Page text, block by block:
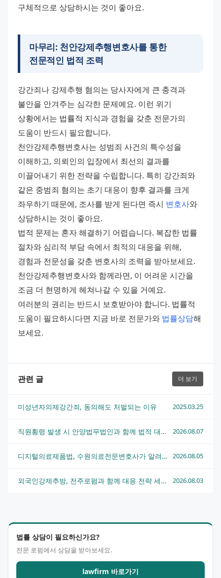
법률 상담이 필요하신가요?
전문 로펌에서 상담을 받아보세요.
lawfirm 바로가기
구체적으로 상담하시는 것이 좋아요.
마무리: 천안강제추행변호사를 통한
전문적인 법적 조력
강간죄나 강제추행 혐의는 당사자에게 큰 충격과
불안을 안겨주는 심각한 문제예요. 이런 위기
상황에서는 법률적 지식과 경험을 갖춘 전문가의
도움이 반드시 필요합니다.
천안강제추행변호사는 성범죄 사건의 특수성을
이해하고, 의뢰인의 입장에서 최선의 결과를
이끌어내기 위한 전략을 수립합니다. 특히 강간죄와
같은 중범죄 혐의는 초기 대응이 향후 결과를 크게
좌우하기 때문에, 조사를 받게 된다면 즉시 변호사와
상담하시는 것이 좋아요.
법적 문제는 혼자 해결하기 어렵습니다. 복잡한 법률
절차와 심리적 부담 속에서 최적의 대응을 위해,
경험과 전문성을 갖춘 변호사의 조력을 받아보세요.
천안강제추행변호사와 함께라면, 이 어려운 시간을
조금 더 현명하게 헤쳐나갈 수 있을 거예요.
여러분의 권리는 반드시 보호받아야 합니다. 법률적
도움이 필요하시다면 지금 바로 전문가와 법률상담해
보세요.
관련 글 더 보기
미성년자의제강간죄, 동의해도 처벌되는 이유 2025.03.25
직원횡령 발생 시 안양법무법인과 함께 법적 대응하는 방법 2026.08.07
디지털의료제품법, 수원의료전문변호사가 알려주는 핵심 쟁점과 대응 전략 2026.08.05
외국인강제추방, 전주로펌과 함께 대응 전략 세우는 법 2026.08.03